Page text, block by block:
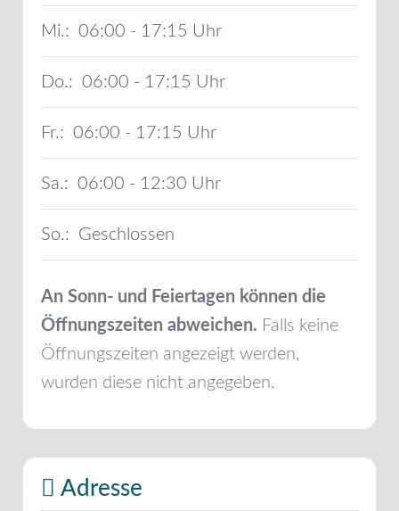
Mi.: 06:00 - 17:15
Do.: 06:00 - 17:15
Fr.: 06:00 - 17:15
Sa.: 06:00 - 12:30
So.: Geschlossen
An Sonn- und Feiertagen können die
Öffnungszeiten abweichen. Falls keine
Öffnungszeiten angezeigt werden,
wurden diese nicht angegeben.
Adresse